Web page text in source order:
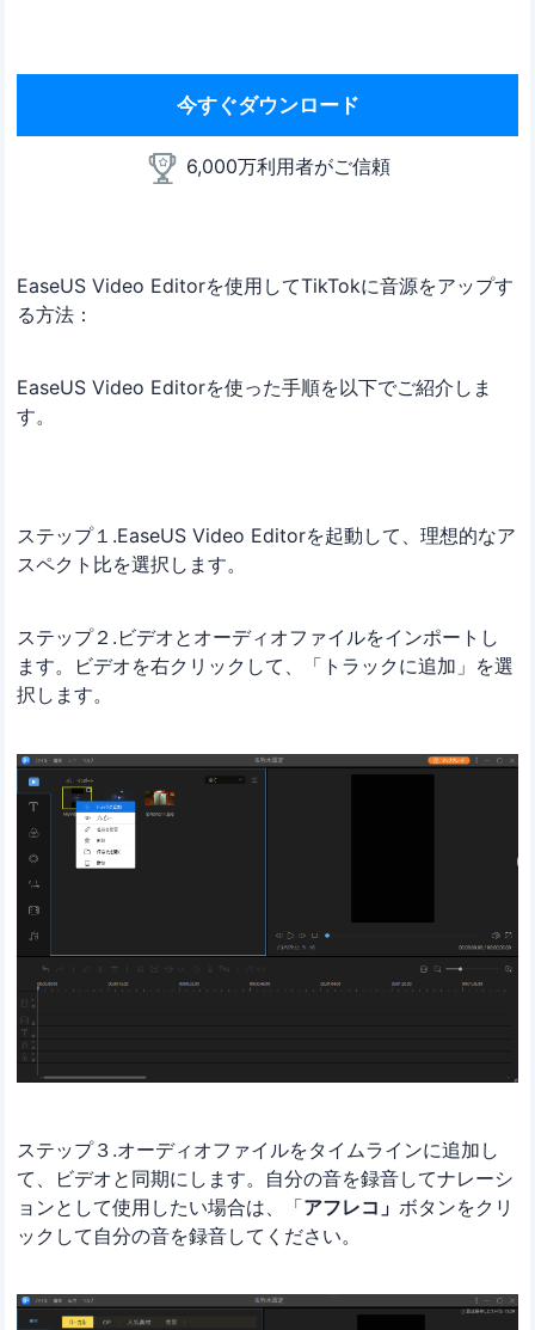
今すぐダウンロード
6,000万利用者がご信頼
EaseUS Video Editorを使用してTikTokに音源をアップす
る方法：
EaseUS Video Editorを使った手順を以下でご紹介しま
す。
ステップ１.EaseUS Video Editorを起動して、理想的なア
スペクト比を選択します。
ステップ２.ビデオとオーディオファイルをインポートし
ます。ビデオを右クリックして、「トラックに追加」を選
択します。
ステップ３.オーディオファイルをタイムラインに追加し
て、ビデオと同期にします。自分の音を録音してナレーシ
ョンとして使用したい場合は、「アフレコ」 ボタンをクリ
ックして自分の音を録音してください。